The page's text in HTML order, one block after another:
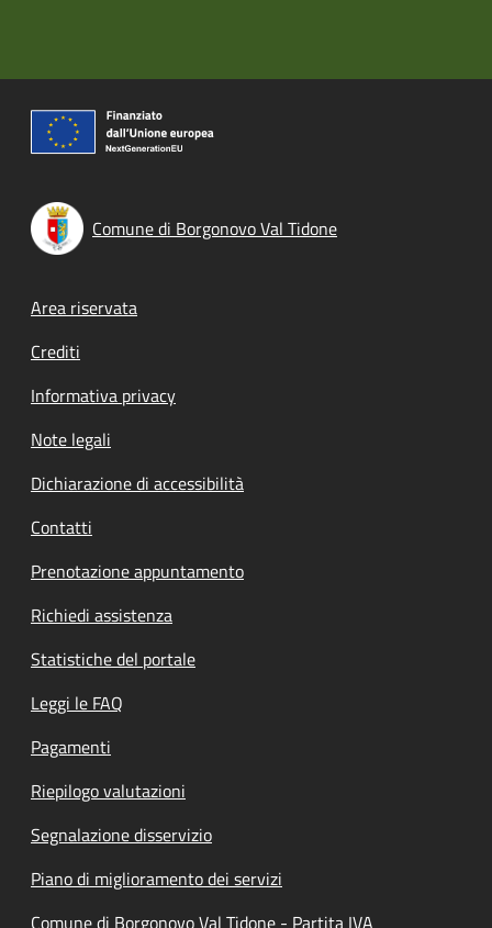
Comune di Borgonovo Val Tidone
Footer menu
Area riservata
Crediti
Informativa privacy
Note legali
Dichiarazione di accessibilità
Contatti
Prenotazione appuntamento
Richiedi assistenza
Statistiche del portale
Leggi le FAQ
Pagamenti
Riepilogo valutazioni
Segnalazione disservizio
Piano di miglioramento dei servizi
Comune di Borgonovo Val Tidone - Partita IVA